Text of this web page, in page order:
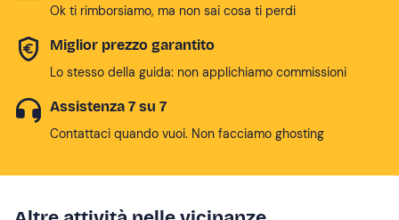
Ok ti rimborsiamo, ma non sai cosa ti perdi
Miglior prezzo garantito
Lo stesso della guida: non applichiamo commissioni
Assistenza 7 su 7
Contattaci quando vuoi. Non facciamo ghosting